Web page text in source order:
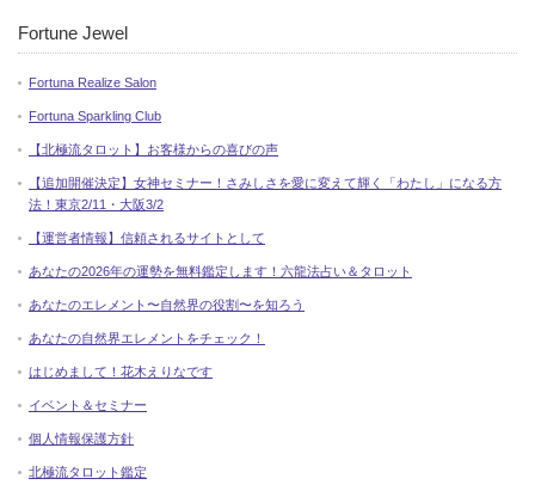
Fortune Jewel
Fortuna Realize Salon
Fortuna Sparkling Club
【北極流タロット】お客様からの喜びの声
【追加開催決定】女神セミナー！さみしさを愛に変えて輝く「わたし」になる方
法！東京2/11・大阪3/2
【運営者情報】信頼されるサイトとして
あなたの2026年の運勢を無料鑑定します！六龍法占い＆タロット
あなたのエレメント〜自然界の役割〜を知ろう
あなたの自然界エレメントをチェック！
はじめまして！花木えりなです
イベント＆セミナー
個人情報保護方針
北極流タロット鑑定